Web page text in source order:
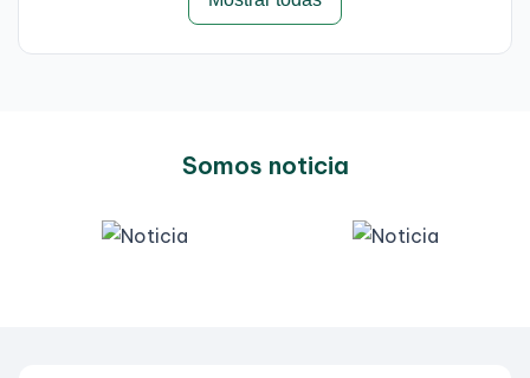
Somos noticia